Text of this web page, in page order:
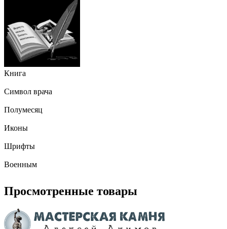
Книга
Символ врача
Полумесяц
Иконы
Шрифты
Военным
Просмотренные товары